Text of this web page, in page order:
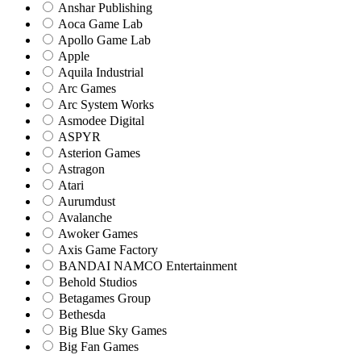
Anshar Publishing
Aoca Game Lab
Apollo Game Lab
Apple
Aquila Industrial
Arc Games
Arc System Works
Asmodee Digital
ASPYR
Asterion Games
Astragon
Atari
Aurumdust
Avalanche
Awoker Games
Axis Game Factory
BANDAI NAMCO Entertainment
Behold Studios
Betagames Group
Bethesda
Big Blue Sky Games
Big Fan Games